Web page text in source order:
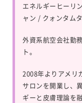
エネルギーヒーリ
ャン / クォンタム
外資系航空会社勤
ト。
2008年よりアメリ
サロンを開業し、
ギーと皮膚理論を